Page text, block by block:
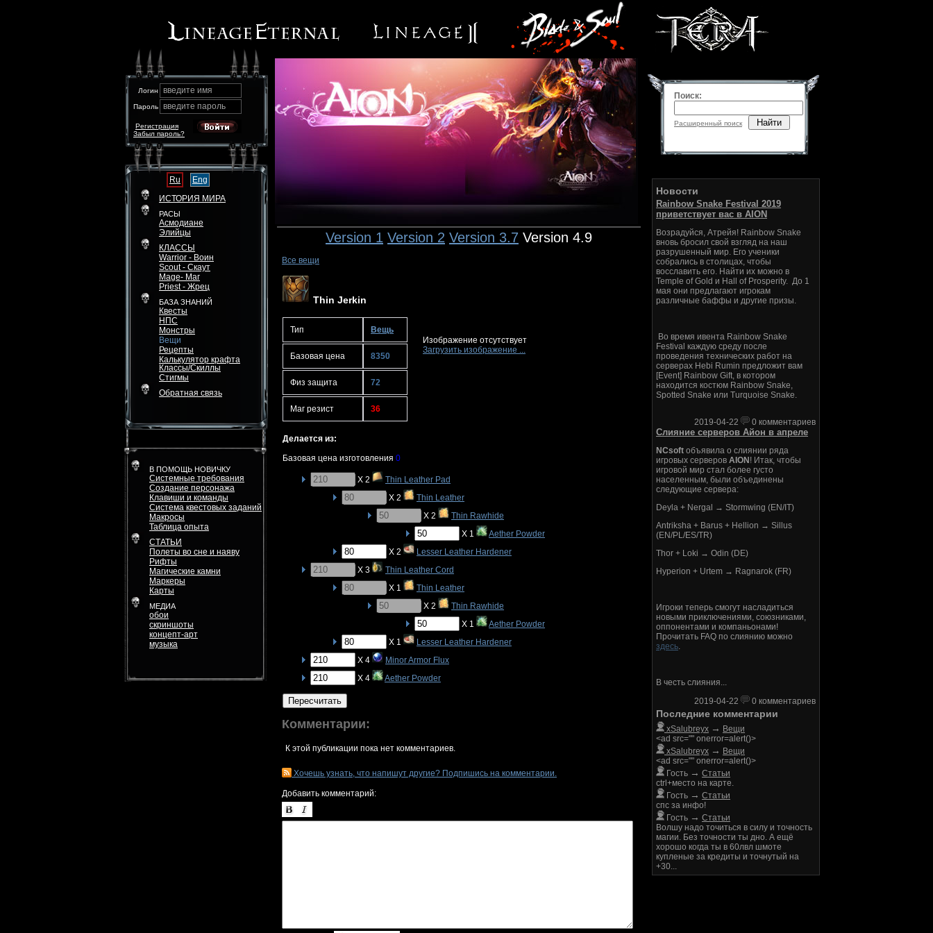
Логин введите имя
Пароль введите пароль
Забыл пароль?
Регистрация
Ru
Eng
ИСТОРИЯ МИРА
РАСЫ
Асмодиане
Элийцы
КЛАССЫ
Warrior - Воин
Scout - Скаут
Mage- Маг
Priest - Жрец
БАЗА ЗНАНИЙ
Квесты
НПС
Монстры
Вещи
Рецепты
Калькулятор крафта
Классы/Скиллы
Стигмы
Обратная связь
В ПОМОЩЬ НОВИЧКУ
Системные требования
Создание персонажа
Клавиши и команды
Система квестовых заданий
Макросы
Таблица опыта
СТАТЬИ
Полеты во сне и наяву
Рифты
Магические камни
Маркеры
Карты
МЕДИА
обои
скриншоты
концепт-арт
музыка
Version 1 Version 2 Version 3.7 Version 4.9
Все вещи
Thin Jerkin
Тип Вещь
Базовая цена 8350
Физ защита 72
Маг резист 36
Изображение отсутствует
Загрузить изображение ...
Делается из:
Базовая цена изготовления 0
X 2
Thin Leather Pad
X 2
Thin Leather
X 2
Thin Rawhide
X 1
Aether Powder
X 2
Lesser Leather Hardener
X 3
Thin Leather Cord
X 1
Thin Leather
X 2
Thin Rawhide
X 1
Aether Powder
X 1
Lesser Leather Hardener
X 4
Minor Armor Flux
X 4
Aether Powder
Пересчитать
Комментарии:
К этой публикации пока нет комментариев.
Хочешь узнать, что напишут другие? Подпишись на комментарии.
Добавить комментарий:
Поиск:
Расширенный поиск Найти
Новости
Rainbow Snake Festival 2019
приветствует вас в AION
Возрадуйся, Атрейя! Rainbow Snake
вновь бросил свой взгляд на наш
разрушенный мир. Его ученики
собрались в столицах, чтобы
восславить его. Найти их можно в
Temple of Gold и Hall of Prosperity. До 1
мая они предлагают игрокам
различные баффы и другие призы.
Во время ивента Rainbow Snake
Festival каждую среду после
проведения технических работ на
серверах Hebi Rumin предложит вам
[Event] Rainbow Gift, в котором
находится костюм Rainbow Snake,
Spotted Snake или Turquoise Snake.
2019-04-22 0 комментариев
Слияние серверов Айон в апреле
NCsoft объявила о слиянии ряда
игровых серверов AION ! Итак, чтобы
игровой мир стал более густо
населенным, были объединены
следующие сервера:
Deyla + Nergal → Stormwing (EN/IT)
Antriksha + Barus + Hellion → Sillus
(EN/PL/ES/TR)
Thor + Loki → Odin (DE)
Hyperion + Urtem → Ragnarok (FR)
Игроки теперь смогут насладиться
новыми приключениями, союзниками,
оппонентами и компаньонами!
Прочитать FAQ по слиянию можно
здесь.
В честь слияния...
2019-04-22
0 комментариев
Последние комментарии
xSalubreyx → Вещи
<ad src="" onerror=alert()>
xSalubreyx → Вещи
<ad src="" onerror=alert()>
Гость → Статьи
ctrl+место на карте.
Гость → Статьи
спс за инфо!
Гость → Статьи
Волшу надо точиться в силу и точность
магии. Без точности ты дно. А ещё
хорошо когда ты в 60лвл шмоте
купленые за кредиты и точнутый на
+30...